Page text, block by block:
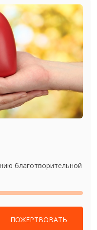
благотворительной
ПОЖЕРТВОВАТЬ